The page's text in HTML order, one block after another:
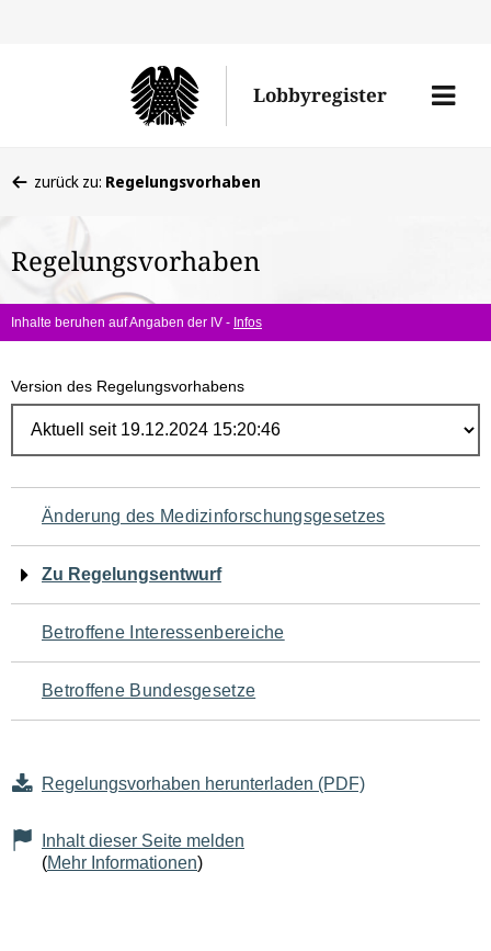
Lobbyregister
Menü
befinden
hier:
zurück zu: Regelungsvorhaben
Regelungsvorhaben
Inhalte beruhen auf Angaben der IV - Infos
Version des Regelungsvorhabens
Navigation
für
den
Seiteninhalt
Änderung des Medizinforschungsgesetzes
Zu Regelungsentwurf
Betroffene Interessenbereiche
Betroffene Bundesgesetze
Regelungsvorhaben herunterladen (PDF)
Inhalt dieser Seite melden
(Mehr Informationen)